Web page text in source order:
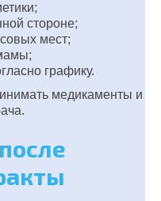
стороне;
мест;
графику.
медикаменты и